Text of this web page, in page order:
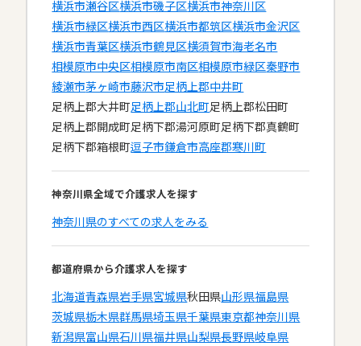
横浜市瀬谷区横浜市磯子区横浜市神奈川区
横浜市緑区横浜市西区横浜市都筑区横浜市金沢区
横浜市青葉区横浜市鶴見区横須賀市海老名市
相模原市中央区相模原市南区相模原市緑区秦野市
綾瀬市茅ヶ崎市藤沢市足柄上郡中井町
足柄上郡大井町足柄上郡山北町足柄上郡松田町
足柄上郡開成町足柄下郡湯河原町足柄下郡真鶴町
足柄下郡箱根町逗子市鎌倉市高座郡寒川町
神奈川県全域で介護求人を探す
神奈川県のすべての求人をみる
都道府県から介護求人を探す
北海道青森県岩手県宮城県秋田県山形県福島県
茨城県栃木県群馬県埼玉県千葉県東京都神奈川県
新潟県富山県石川県福井県山梨県長野県岐阜県